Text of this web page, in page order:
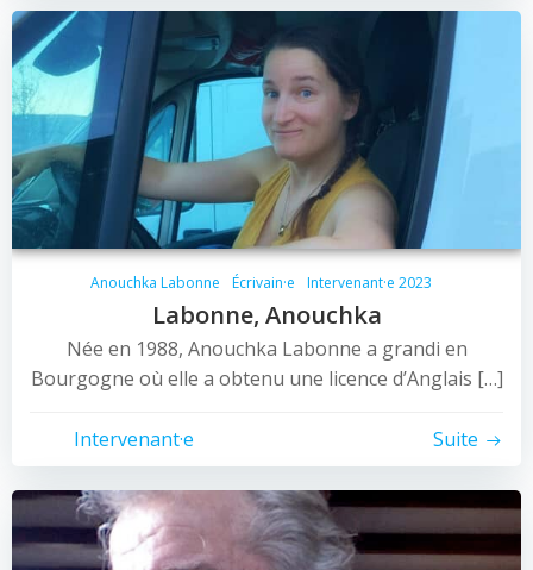
Anouchka Labonne Écrivain·e Intervenant·e 2023
Labonne, Anouchka
Née en 1988, Anouchka Labonne a grandi en
Bourgogne où elle a obtenu une licence d’Anglais […]
Intervenant·e Suite